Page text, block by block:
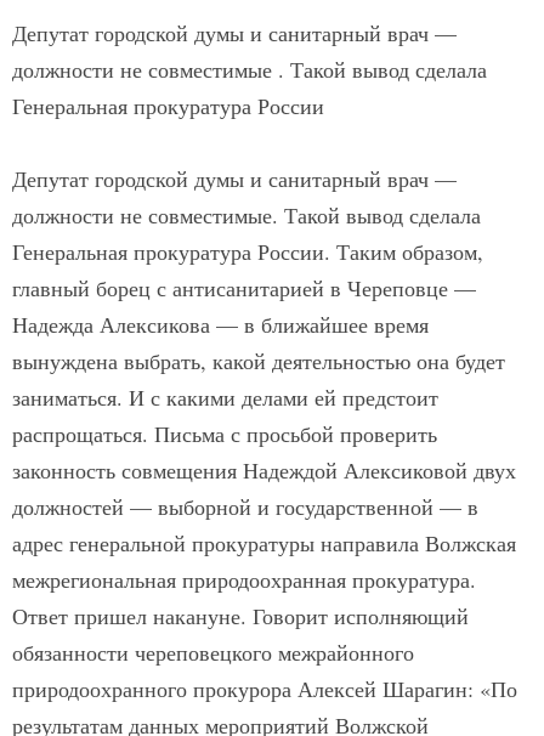
Депутат городской думы и санитарный врач —
должности не совместимые . Такой вывод сделала
Генеральная прокуратура России
Депутат городской думы и санитарный врач —
должности не совместимые. Такой вывод сделала
Генеральная прокуратура России. Таким образом,
главный борец с антисанитарией в Череповце —
Надежда Алексикова — в ближайшее время
вынуждена выбрать, какой деятельностью она будет
заниматься. И с какими делами ей предстоит
распрощаться. Письма с просьбой проверить
законность совмещения Надеждой Алексиковой двух
должностей — выборной и государственной — в
адрес генеральной прокуратуры направила Волжская
межрегиональная природоохранная прокуратура.
Ответ пришел накануне. Говорит исполняющий
обязанности череповецкого межрайонного
природоохранного прокурора Алексей Шарагин: «По
результатам данных мероприятий Волжской